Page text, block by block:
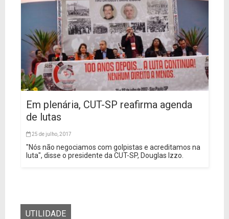
Em plenária, CUT-SP reafirma agenda
de lutas
25 de julho, 2017
"Nós não negociamos com golpistas e acreditamos na
luta", disse o presidente da CUT-SP, Douglas Izzo.
UTILIDADE